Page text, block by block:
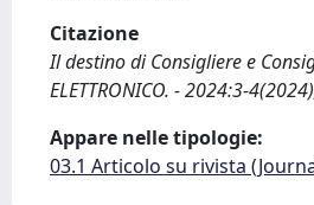
Citazione
Il destino di Consigliere e
ELETTRONICO. - 2024:3-
Appare nelle tipologie:
03.1 Articolo su rivista